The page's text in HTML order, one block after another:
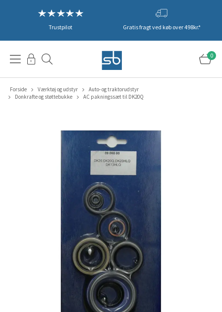
Trustpilot Gratis fragt ved køb over 498kr.*
0
Forside Værktøj og udstyr
Auto- og traktorudstyr
Donkrafte og støttebukke
AC pakningssæt til DK20Q